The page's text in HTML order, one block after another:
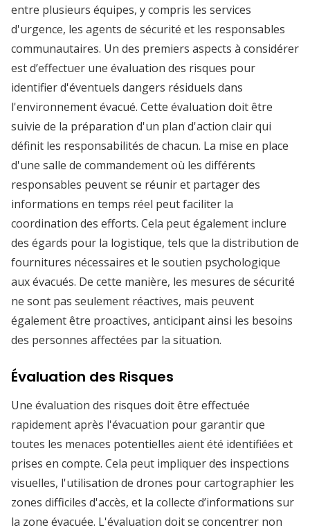
entre plusieurs équipes, y compris les services
d'urgence, les agents de sécurité et les responsables
communautaires. Un des premiers aspects à considérer
est d’effectuer une évaluation des risques pour
identifier d'éventuels dangers résiduels dans
l'environnement évacué. Cette évaluation doit être
suivie de la préparation d'un plan d'action clair qui
définit les responsabilités de chacun. La mise en place
d'une salle de commandement où les différents
responsables peuvent se réunir et partager des
informations en temps réel peut faciliter la
coordination des efforts. Cela peut également inclure
des égards pour la logistique, tels que la distribution de
fournitures nécessaires et le soutien psychologique
aux évacués. De cette manière, les mesures de sécurité
ne sont pas seulement réactives, mais peuvent
également être proactives, anticipant ainsi les besoins
des personnes affectées par la situation.
Évaluation des Risques
Une évaluation des risques doit être effectuée
rapidement après l'évacuation pour garantir que
toutes les menaces potentielles aient été identifiées et
prises en compte. Cela peut impliquer des inspections
visuelles, l'utilisation de drones pour cartographier les
zones difficiles d'accès, et la collecte d’informations sur
la zone évacuée. L'évaluation doit se concentrer non